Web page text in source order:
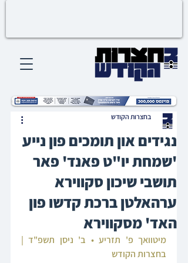
נגידים און תומכים פון נייע
'שמחת יו"ט פאנד' פאר
תושבי שיכון סקווירא
ערהאלטן ברכת קדשו פון
האד' מסקווירא
בחצרות הקודש
בחצרות הקודש